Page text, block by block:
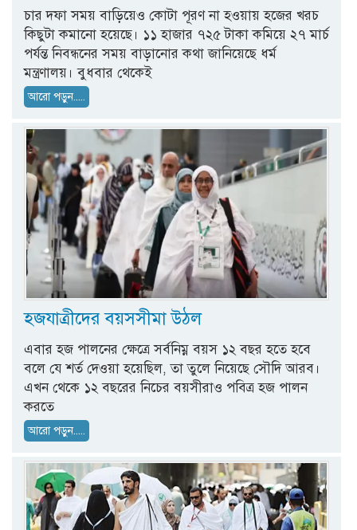
চার দফা সময় বাড়িয়েও কোটা পূরণ না হওয়ায় হজের খরচ
কিছুটা কমানো হয়েছে। ১১ হাজার ৭২৫ টাকা কমিয়ে ২৭ মার্চ
পর্যন্ত নিবন্ধনের সময় বাড়ানোর কথা জানিয়েছে ধর্ম
মন্ত্রণালয়। বুধবার থেকেই
আরো পড়ুন.....
হজযাত্রীদের বয়সসীমা উঠল
এবার হজ পালনের ক্ষেত্রে সর্বনিম্ন বয়স ১২ বছর হতে হবে
বলে যে শর্ত দেওয়া হয়েছিল, তা তুলে নিয়েছে সৌদি আরব।
এখন থেকে ১২ বছরের নিচের বয়সীরাও পবিত্র হজ পালন
করতে
আরো পড়ুন.....